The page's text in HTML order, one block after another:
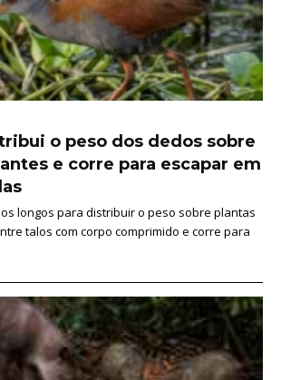
o peso dos dedos sobre
e corre para escapar em
longos para distribuir o peso sobre plantas
talos com corpo comprimido e corre para